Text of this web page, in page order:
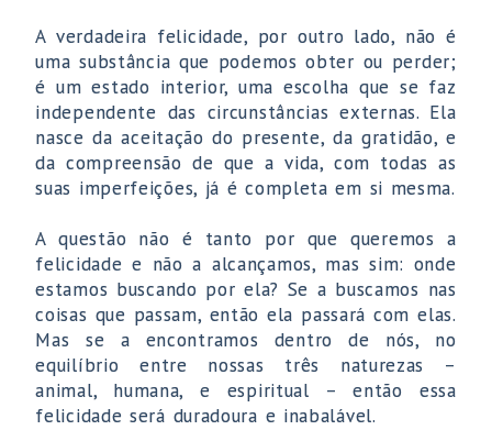
A verdadeira felicidade, por outro lado, não é
uma substância que podemos obter ou perder;
é um estado interior, uma escolha que se faz
independente das circunstâncias externas. Ela
nasce da aceitação do presente, da gratidão, e
da compreensão de que a vida, com todas as
suas imperfeições, já é completa em si mesma.
A questão não é tanto por que queremos a
felicidade e não a alcançamos, mas sim: onde
estamos buscando por ela? Se a buscamos nas
coisas que passam, então ela passará com elas.
Mas se a encontramos dentro de nós, no
equilíbrio entre nossas três naturezas –
animal, humana, e espiritual – então essa
felicidade será duradoura e inabalável.